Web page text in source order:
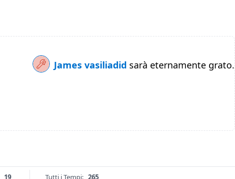
James vasiliadid sarà eternamente grato.